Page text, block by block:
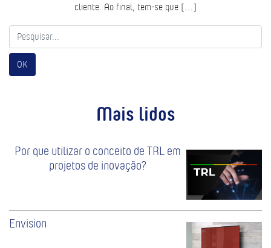
cliente. Ao final, tem-se que […]
OK
Mais lidos
Por que utilizar o conceito de TRL em
projetos de inovação?
Envision